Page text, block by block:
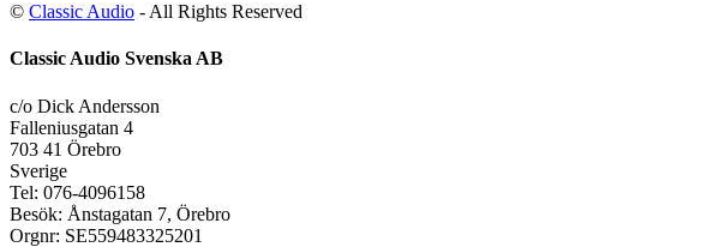
© Classic Audio - All Rights Reserved
Classic Audio Svenska AB
c/o Dick Andersson
Falleniusgatan 4
703 41 Örebro
Sverige
Tel: 076-4096158
Besök: Ånstagatan 7, Örebro
Orgnr: SE559483325201